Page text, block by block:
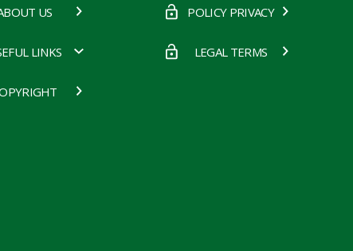
US POLICY PRIVACY
LINKS LEGAL TERMS